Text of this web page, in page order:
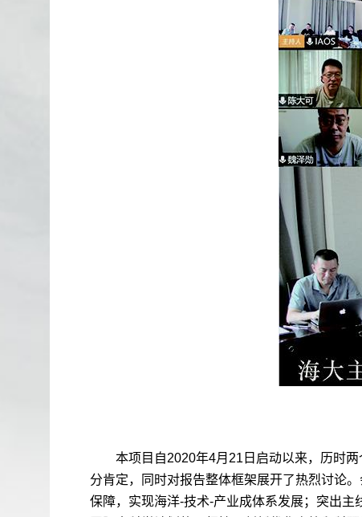
本项目自2020年4月 21 日启动以来，历时
分肯定，同时对报告整体框架展开了热烈讨论
保障，实现海洋-技术-产业成体系发展；突出主